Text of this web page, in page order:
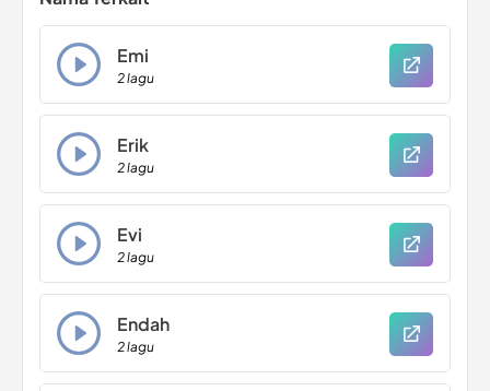
Emi
2 lagu
Erik
2 lagu
Evi
2 lagu
Endah
2 lagu